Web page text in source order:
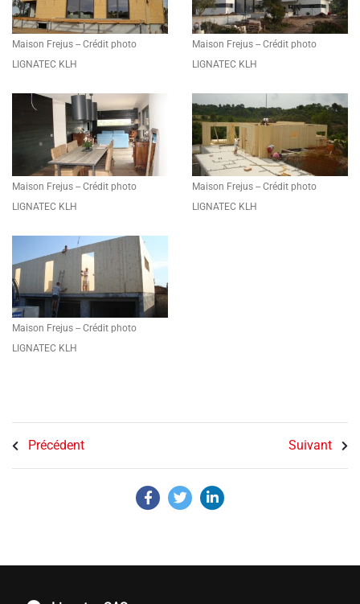
Maison Frejus -- Crédit photo
LIGNATEC KLH
Maison Frejus -- Crédit photo
LIGNATEC KLH
Maison Frejus -- Crédit photo
LIGNATEC KLH
Maison Frejus -- Crédit photo
LIGNATEC KLH
Maison Frejus -- Crédit photo
LIGNATEC KLH
Précédent Suivant